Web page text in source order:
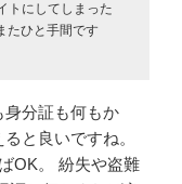
トにしてしまった
たひと手間です
身分証も何もか
と良いですね。
OK。 紛失や盗難